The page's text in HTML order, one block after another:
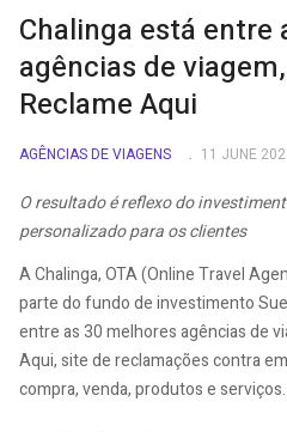
Chalinga está entre
agências de
Reclame Aqui
AGÊNCIAS DE VIAGENS 11 JUNE
O resultado é reflexo do
personalizado para os clientes
A Chalinga, OTA (Online Travel
parte do fundo de investimento
entre as 30 melhores agências de
Aqui, site de reclamações contra
compra, venda, produtos e serviços.